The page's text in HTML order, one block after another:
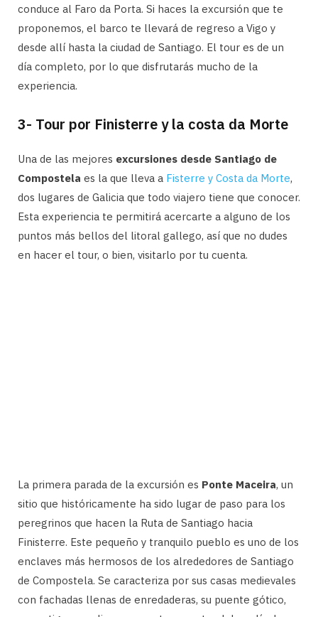
conduce al Faro da Porta. Si haces la excursión que te
proponemos, el barco te llevará de regreso a Vigo y
desde allí hasta la ciudad de Santiago. El tour es de un
día completo, por lo que disfrutarás mucho de la
experiencia.
3- Tour por Finisterre y la costa da Morte
Una de las mejores excursiones desde Santiago de
Compostela es la que lleva a Fisterre y Costa da Morte,
dos lugares de Galicia que todo viajero tiene que conocer.
Esta experiencia te permitirá acercarte a alguno de los
puntos más bellos del litoral gallego, así que no dudes
en hacer el tour, o bien, visitarlo por tu cuenta.
La primera parada de la excursión es Ponte Maceira, un
sitio que históricamente ha sido lugar de paso para los
peregrinos que hacen la Ruta de Santiago hacia
Finisterre. Este pequeño y tranquilo pueblo es uno de los
enclaves más hermosos de los alrededores de Santiago
de Compostela. Se caracteriza por sus casas medievales
con fachadas llenas de enredaderas, su puente gótico,